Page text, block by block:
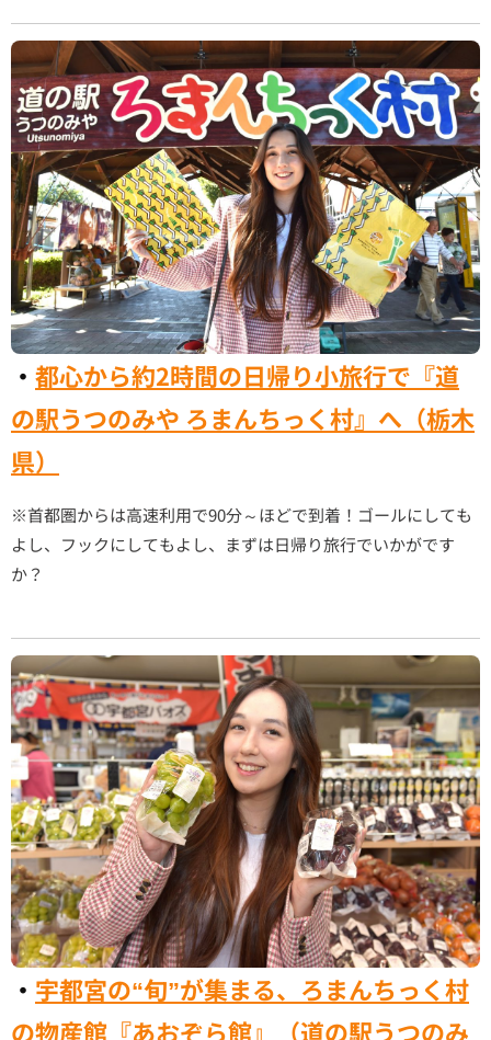
・ 都心から約2時間の日帰り小旅行で『道
の駅うつのみや ろまんちっく村』へ（栃木
県）
※首都圏からは高速利用で90分～ほどで到着！ゴールにしても
よし、フックにしてもよし、まずは日帰り旅行でいかがです
か？
・ 宇都宮の“旬”が集まる、ろまんちっく村
の物産館『あおぞら館』（道の駅うつのみ